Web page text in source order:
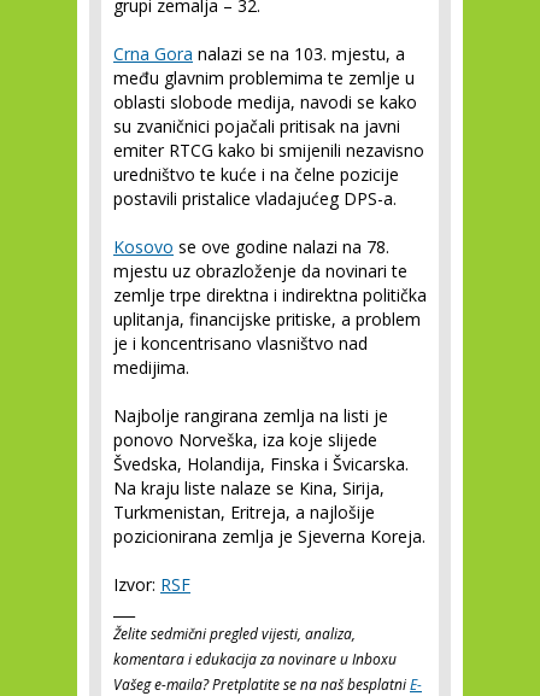
grupi zemalja – 32.
Crna Gora nalazi se na 103. mjestu, a
među glavnim problemima te zemlje u
oblasti slobode medija, navodi se kako
su zvaničnici pojačali pritisak na javni
emiter RTCG kako bi smijenili nezavisno
uredništvo te kuće i na čelne pozicije
postavili pristalice vladajućeg DPS-a.
Kosovo se ove godine nalazi na 78.
mjestu uz obrazloženje da novinari te
zemlje trpe direktna i indirektna politička
uplitanja, financijske pritiske, a problem
je i koncentrisano vlasništvo nad
medijima.
Najbolje rangirana zemlja na listi je
ponovo Norveška, iza koje slijede
Švedska, Holandija, Finska i Švicarska.
Na kraju liste nalaze se Kina, Sirija,
Turkmenistan, Eritreja, a najlošije
pozicionirana zemlja je Sjeverna Koreja.
Izvor: RSF
Želite sedmični pregled vijesti, analiza,
komentara i edukacija za novinare u Inboxu
Vašeg e-maila? Pretplatite se na naš besplatniE-